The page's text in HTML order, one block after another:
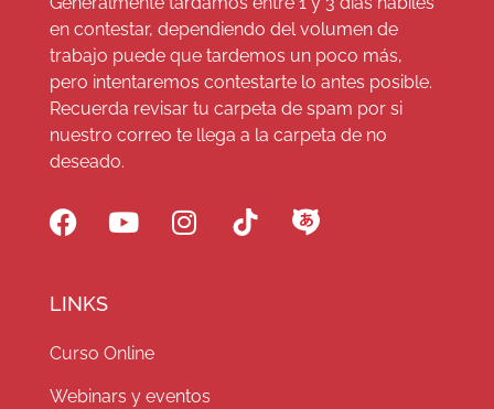
en contestar, dependiendo del volumen de
trabajo puede que tardemos un poco más,
pero intentaremos contestarte lo antes posible.
Recuerda revisar tu carpeta de spam por si
nuestro correo te llega a la carpeta de no
deseado.
LINKS
Curso Online
Webinars y eventos